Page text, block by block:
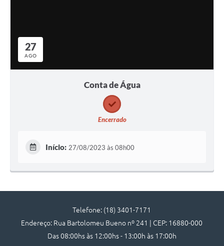
27
AGO
Conta de Água
Encerrado
Início: 27/08/2023 às 08h00
Telefone: (18) 3401-7171
Endereço: Rua Bartolomeu Bueno nº 241 | CEP: 16880-000
Das 08:00hs às 12:00hs - 13:00h às 17:00h